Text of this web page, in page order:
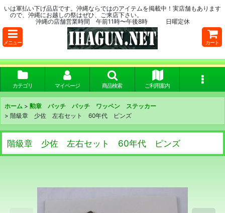
いは軍払い下げ品店です。沖縄ならではのアイテムを掲載中！実店舗もあります
ので、沖縄にお越しの祭はぜひ、ご来店下さい。
沖縄の店舗営業時間 午前11時〜午後8時 日曜定休
メニュー カート
カテゴリ マイページ 商品検索 ご利用案内
ホーム > 勲章 バッチ パッチ ワッペン ステッカー
> 階級章 少佐 左右セット 60年代 ピンズ
階級章 少佐 左右セット 60年代 ピンズ